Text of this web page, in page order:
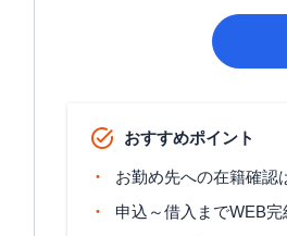
おすすめポイント
お勤め先への在籍確認
申込～借入までWEB